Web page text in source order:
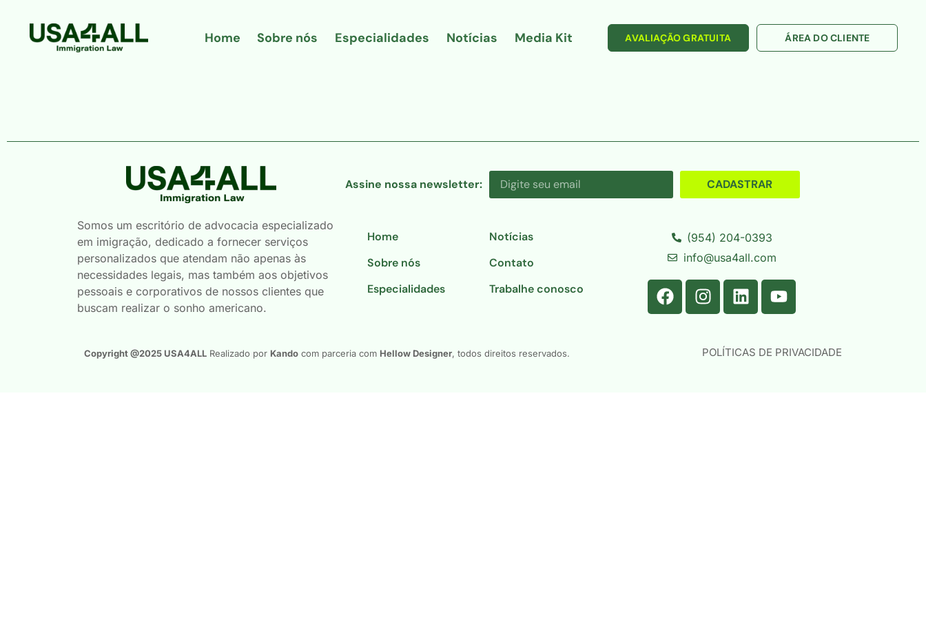
Home Sobre nós Especialidades Notícias Media Kit AVALIAÇÃO GRATUITA ÁREA DO CLIENTE
Assine nossa newsletter: CADASTRAR
Somos um escritório de advocacia especializado
em imigração, dedicado a fornecer serviços
personalizados que atendam não apenas às
necessidades legais, mas também aos objetivos
pessoais e corporativos de nossos clientes que
buscam realizar o sonho americano.
Home
Sobre nós
Especialidades
Notícias
Contato
Trabalhe conosco
(954) 204-0393
info@usa4all.com
Copyright @2025 USA4ALL Realizado por Kando com parceria com Hellow Designer, todos direitos reservados. POLÍTICAS DE PRIVACIDADE